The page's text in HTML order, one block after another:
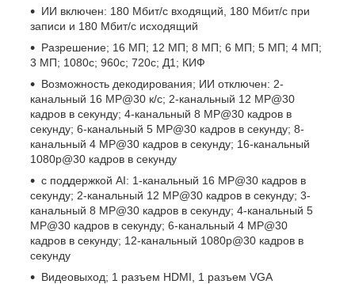
ИИ включен: 180 Мбит/с входящий, 180 Мбит/с при
записи и 180 Мбит/с исходящий
Разрешение; 16 МП; 12 МП; 8 МП; 6 МП; 5 МП; 4 МП;
3 МП; 1080с; 960с; 720с; Д1; КИФ
Возможность декодирования; ИИ отключен: 2-
канальный 16 MP@30 к/с; 2-канальный 12 MP@30
кадров в секунду; 4-канальный 8 MP@30 кадров в
секунду; 6-канальный 5 MP@30 кадров в секунду; 8-
канальный 4 MP@30 кадров в секунду; 16-канальный
1080p@30 кадров в секунду
с поддержкой AI: 1-канальный 16 MP@30 кадров в
секунду; 2-канальный 12 MP@30 кадров в секунду; 3-
канальный 8 MP@30 кадров в секунду; 4-канальный 5
MP@30 кадров в секунду; 6-канальный 4 MP@30
кадров в секунду; 12-канальный 1080p@30 кадров в
секунду
Видеовыход; 1 разъем HDMI, 1 разъем VGA